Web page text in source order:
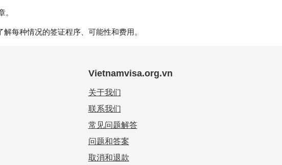
解每种情况的签证程序、可能性和费用。
Vietnamvisa.org.vn
关于我们
联系我们
常见问题解答
问题和答案
取消和退款